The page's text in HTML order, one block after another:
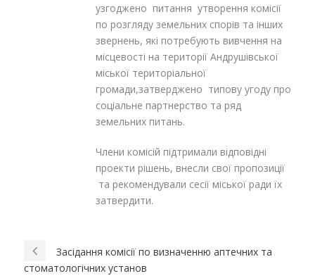
узгоджено питання утворення комісії
по розгляду земельних спорів та інших
звернень, які потребують вивчення на
місцевості на території Андрушівської
міської територіальної
громади,затверджено типову угоду про
соціальне партнерство та ряд
земельних питань.
Члени комісій підтримали відповідні
проекти рішень, внесли свої пропозиції
та рекомендували сесії міської ради їх
затвердити.
Засідання комісії по визначенню аптечних та
стоматологічних установ